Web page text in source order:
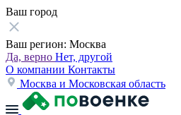
Ваш город
Ваш регион: Москва
Да, верно Нет, другой
О компании Контакты
Москва и Московская область